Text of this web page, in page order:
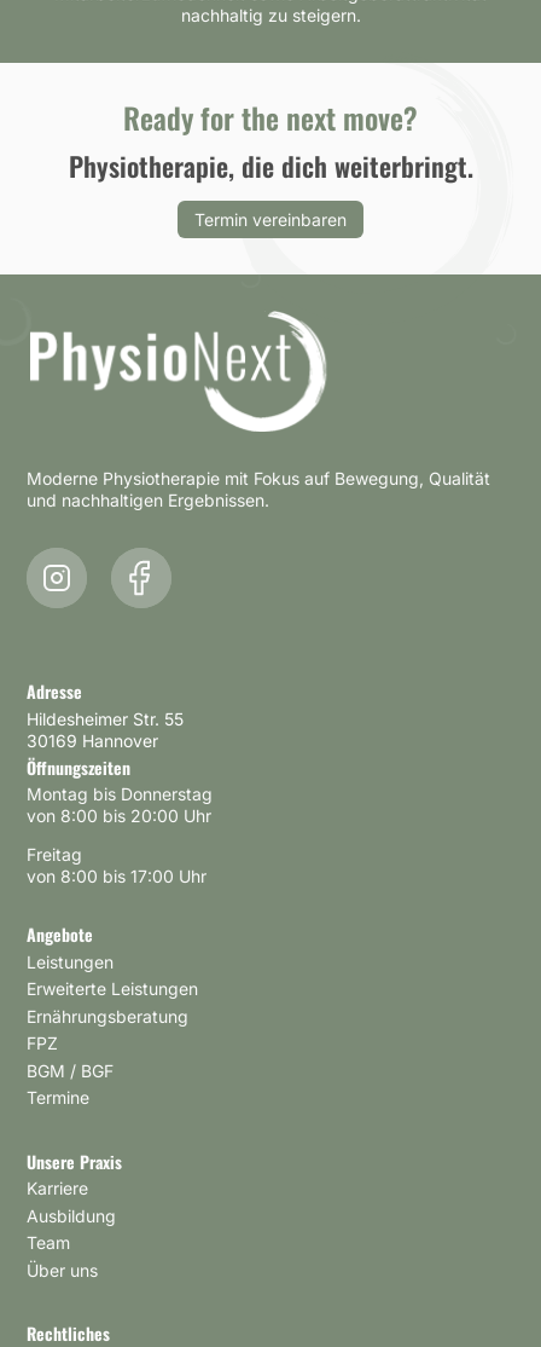
nachhaltig zu steigern.
Ready for the next move?
Physiotherapie, die dich weiterbringt.
Termin vereinbaren
Moderne Physiotherapie mit Fokus auf Bewegung, Qualität
und nachhaltigen Ergebnissen.
Adresse
Hildesheimer Str. 55
30169 Hannover
Öffnungszeiten
Montag bis Donnerstag
von 8:00 bis 20:00 Uhr
Freitag
von 8:00 bis 17:00 Uhr
Angebote
Leistungen
Erweiterte Leistungen
Ernährungsberatung
FPZ
BGM / BGF
Termine
Unsere Praxis
Karriere
Ausbildung
Team
Über uns
Rechtliches